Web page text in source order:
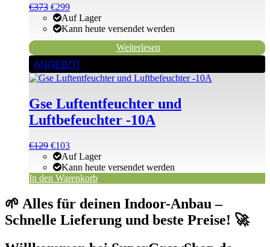
Ursprünglicher
Preis
war:
€373
€373Aktueller
Preis
ist:
€373.
€299
Auf Lager
Kann heute versendet werden
Weiterlesen
ANGEBOT
Gse Luftentfeuchter und
Luftbefeuchter -10A
Ursprünglicher
Preis
war:
€129
€129Aktueller
Preis
ist:
€129.
€103
Auf Lager
Kann heute versendet werden
In den Warenkorb
🌱 Alles für deinen Indoor-Anbau –
Schnelle Lieferung und beste Preise! 🚀